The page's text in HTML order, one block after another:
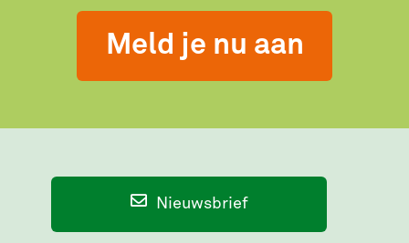
Meld je nu aan
Nieuwsbrief